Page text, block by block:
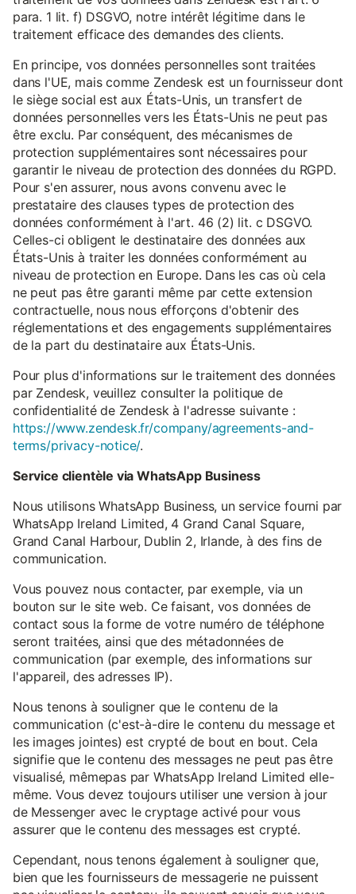
para. 1 lit. f) DSGVO, notre intérêt légitime dans le
traitement efficace des demandes des clients.
En principe, vos données personnelles sont traitées
dans l'UE, mais comme Zendesk est un fournisseur dont
le siège social est aux États-Unis, un transfert de
données personnelles vers les États-Unis ne peut pas
être exclu. Par conséquent, des mécanismes de
protection supplémentaires sont nécessaires pour
garantir le niveau de protection des données du RGPD.
Pour s'en assurer, nous avons convenu avec le
prestataire des clauses types de protection des
données conformément à l'art. 46 (2) lit. c DSGVO.
Celles-ci obligent le destinataire des données aux
États-Unis à traiter les données conformément au
niveau de protection en Europe. Dans les cas où cela
ne peut pas être garanti même par cette extension
contractuelle, nous nous efforçons d'obtenir des
réglementations et des engagements supplémentaires
de la part du destinataire aux États-Unis.
Pour plus d'informations sur le traitement des données
par Zendesk, veuillez consulter la politique de
confidentialité de Zendesk à l'adresse suivante :
https://www.zendesk.fr/company/agreements-and-
terms/privacy-notice/.
Service clientèle via WhatsApp Business
Nous utilisons WhatsApp Business, un service fourni par
WhatsApp Ireland Limited, 4 Grand Canal Square,
Grand Canal Harbour, Dublin 2, Irlande, à des fins de
communication.
Vous pouvez nous contacter, par exemple, via un
bouton sur le site web. Ce faisant, vos données de
contact sous la forme de votre numéro de téléphone
seront traitées, ainsi que des métadonnées de
communication (par exemple, des informations sur
l'appareil, des adresses IP).
Nous tenons à souligner que le contenu de la
communication (c'est-à-dire le contenu du message et
les images jointes) est crypté de bout en bout. Cela
signifie que le contenu des messages ne peut pas être
visualisé, mêmepas par WhatsApp Ireland Limited elle-
même. Vous devez toujours utiliser une version à jour
de Messenger avec le cryptage activé pour vous
assurer que le contenu des messages est crypté.
Cependant, nous tenons également à souligner que,
bien que les fournisseurs de messagerie ne puissent